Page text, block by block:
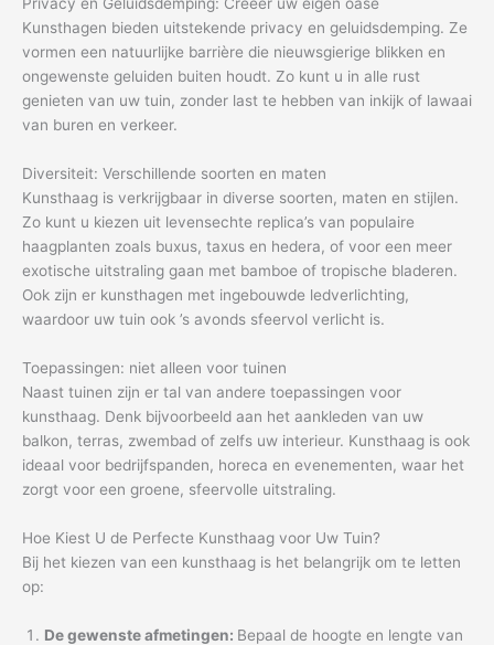
Privacy en Geluidsdemping: Creëer uw eigen oase
Kunsthagen bieden uitstekende privacy en geluidsdemping. Ze
vormen een natuurlijke barrière die nieuwsgierige blikken en
ongewenste geluiden buiten houdt. Zo kunt u in alle rust
genieten van uw tuin, zonder last te hebben van inkijk of lawaai
van buren en verkeer.
Diversiteit: Verschillende soorten en maten
Kunsthaag is verkrijgbaar in diverse soorten, maten en stijlen.
Zo kunt u kiezen uit levensechte replica’s van populaire
haagplanten zoals buxus, taxus en hedera, of voor een meer
exotische uitstraling gaan met bamboe of tropische bladeren.
Ook zijn er kunsthagen met ingebouwde ledverlichting,
waardoor uw tuin ook ’s avonds sfeervol verlicht is.
Toepassingen: niet alleen voor tuinen
Naast tuinen zijn er tal van andere toepassingen voor
kunsthaag. Denk bijvoorbeeld aan het aankleden van uw
balkon, terras, zwembad of zelfs uw interieur. Kunsthaag is ook
ideaal voor bedrijfspanden, horeca en evenementen, waar het
zorgt voor een groene, sfeervolle uitstraling.
Hoe Kiest U de Perfecte Kunsthaag voor Uw Tuin?
Bij het kiezen van een kunsthaag is het belangrijk om te letten
op:
De gewenste afmetingen: Bepaal de hoogte en lengte van